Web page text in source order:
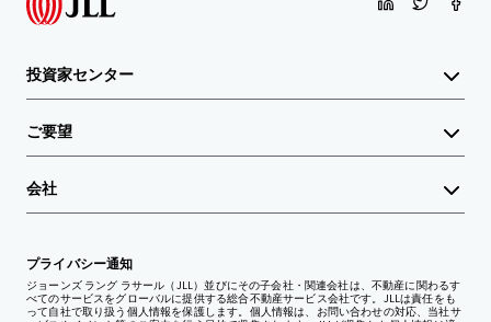
投資家センター
ご要望
会社
プライバシー通知
ジョーンズ ラング ラサール（JLL）並びにその子会社・関連会社は、不動産に関わるす
べてのサービスをグローバルに提供する総合不動産サービス会社です。JLLは責任をも
って自社で取り扱う個人情報を保護します。個人情報は、お問い合わせの対応、当社サ